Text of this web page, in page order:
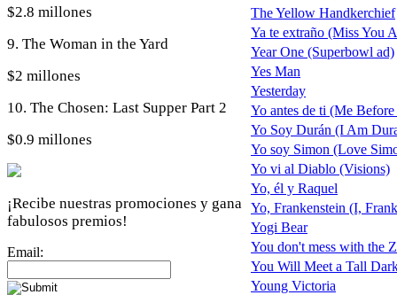
$2.8 millones
9. The Woman in the Yard
$2 millones
10. The Chosen: Last Supper Part 2
$0.9 millones
¡Recibe nuestras promociones y gana
fabulosos premios!
Email:
The Yellow Handkerchief
Ya te extraño (Miss You
Year One (Superbowl ad)
Yes Man
Yesterday
Yo antes de ti (Me
Yo Soy Durán (I Am
Yo soy Simon (Love
Yo vi al Diablo (Visions)
Yo, él y Raquel
Yo, Frankenstein (I,
Yogi Bear
You don't mess with the
You Will Meet a Tall
Young Victoria